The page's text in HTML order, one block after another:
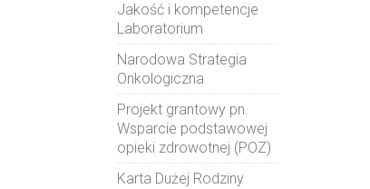
Jakość i kompetencje
Laboratorium
Narodowa Strategia
Onkologiczna
Projekt grantowy pn.
Wsparcie podstawowej
opieki zdrowotnej (POZ)
Karta Dużej Rodziny